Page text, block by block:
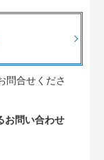
問合せくださ
お問い合わせ